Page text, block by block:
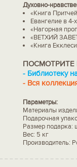
Духовно-
«Книга
Евангелие в 4-
«Нагорная
«ВЕТХИЙ
«Книга
ПОСМОТРИТЕ
- Библиотеку
- Вся
Параметры:
Материалы
Подарочная
Размер подарка:
Вес: 5 кг
Производитель: